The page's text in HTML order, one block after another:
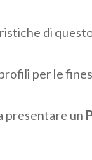
di
per le
presentare un